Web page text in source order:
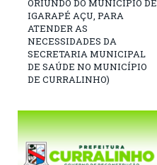
ORIUNDO DO MUNICÍPIO DE
IGARAPÉ AÇU, PARA
ATENDER AS
NECESSIDADES DA
SECRETARIA MUNICIPAL
DE SAÚDE NO MUNICÍPIO
DE CURRALINHO)